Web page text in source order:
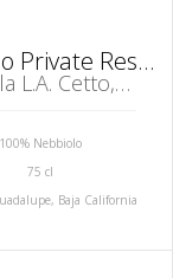
Nebbiolo Private Reserve Valle de Guadalupe
Vinicola L.A. Cetto, Guadalupe
100% Nebbiolo
75 cl
Baja California